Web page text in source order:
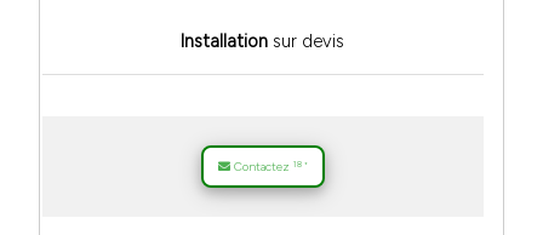
Installation sur devis
Contactez 18 *